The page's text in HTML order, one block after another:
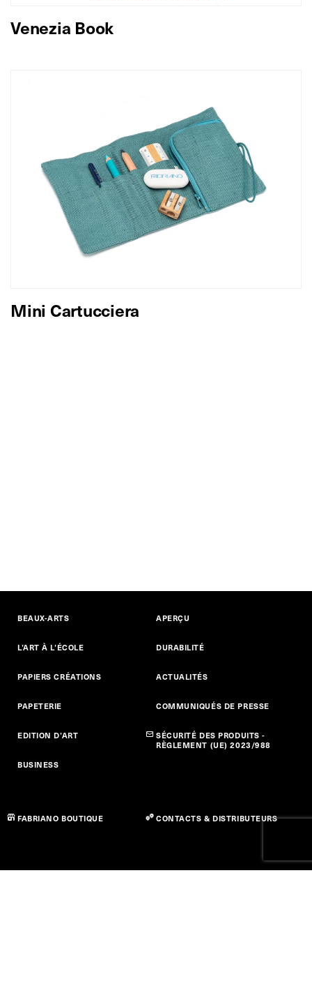
Venezia Book
Mini Cartucciera
BEAUX-ARTS
L’ART À L’ÉCOLE
PAPIERS CRÉATIONS
PAPETERIE
EDITION D’ART
BUSINESS
APERÇU
DURABILITÉ
ACTUALITÉS
COMMUNIQUÉS DE PRESSE
SÉCURITÉ DES PRODUITS -
RÈGLEMENT (UE) 2023/988
FABRIANO BOUTIQUE CONTACTS & DISTRIBUTEURS